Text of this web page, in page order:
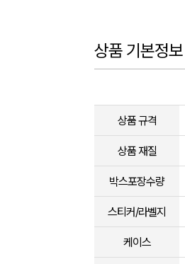
상품 기본정보
상품 규격
상품 재질
박스포장수량
스티커/라벨지
케이스